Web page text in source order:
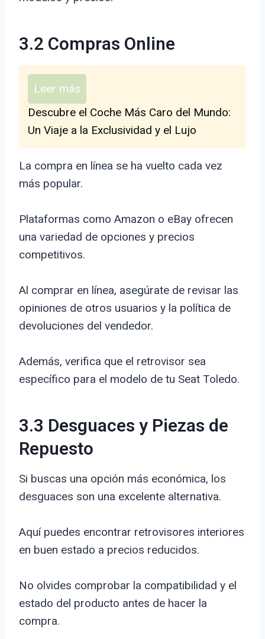
3.2 Compras Online
Leer más
Descubre el Coche Más Caro del Mundo:
Un Viaje a la Exclusividad y el Lujo
La compra en línea se ha vuelto cada vez
más popular.
Plataformas como Amazon o eBay ofrecen
una variedad de opciones y precios
competitivos.
Al comprar en línea, asegúrate de revisar las
opiniones de otros usuarios y la política de
devoluciones del vendedor.
Además, verifica que el retrovisor sea
específico para el modelo de tu Seat Toledo.
3.3 Desguaces y Piezas de
Repuesto
Si buscas una opción más económica, los
desguaces son una excelente alternativa.
Aquí puedes encontrar retrovisores interiores
en buen estado a precios reducidos.
No olvides comprobar la compatibilidad y el
estado del producto antes de hacer la
compra.